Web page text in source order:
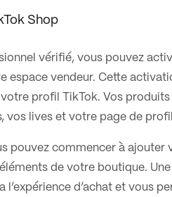
Shop
vérifié, vous pouvez
espace vendeur. Cette
profil TikTok. Vos produits
vos lives et votre page de
pouvez commencer à ajouter
de votre boutique.
d’achat et vous